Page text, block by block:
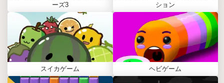
ーズ3
ション
スイカゲーム ヘビゲーム